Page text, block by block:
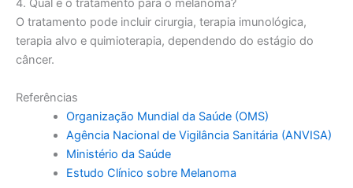
4. Qual é o tratamento para o melanoma?
O tratamento pode incluir cirurgia, terapia imunológica,
terapia alvo e quimioterapia, dependendo do estágio do
câncer.
Referências
Organização Mundial da Saúde (OMS)
Agência Nacional de Vigilância Sanitária (ANVISA)
Ministério da Saúde
Estudo Clínico sobre Melanoma